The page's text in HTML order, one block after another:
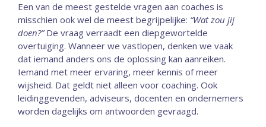
Een van de meest gestelde vragen aan coaches is
misschien ook wel de meest begrijpelijke: “Wat zou jij
doen?”De vraag verraadt een diepgewortelde
overtuiging. Wanneer we vastlopen, denken we vaak
dat iemand anders ons de oplossing kan aanreiken.
Iemand met meer ervaring, meer kennis of meer
wijsheid. Dat geldt niet alleen voor coaching. Ook
leidinggevenden, adviseurs, docenten en ondernemers
worden dagelijks om antwoorden gevraagd.